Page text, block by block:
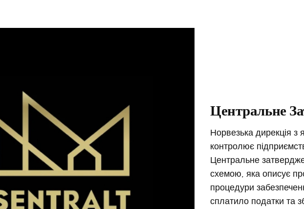
Центральне
Норвезька дирекція з
контролює
Центральне
схемою, яка описує
процедури
сплатило податки та